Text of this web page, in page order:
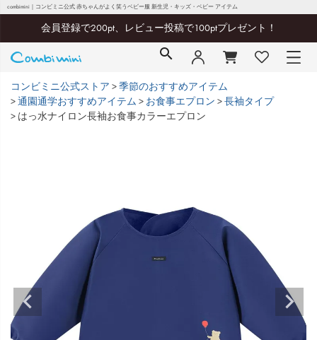
combimini｜コンビミニ公式 赤ちゃんがよく笑うベビー服 新生児・キッズ・ベビー アイテム
会員登録で200pt、レビュー投稿で100ptプレゼント！
コンビミニ公式ストア
季節のおすすめアイテム
通園通学おすすめアイテム
お食事エプロン
長袖タイプ
はっ水ナイロン長袖お食事カラーエプロン